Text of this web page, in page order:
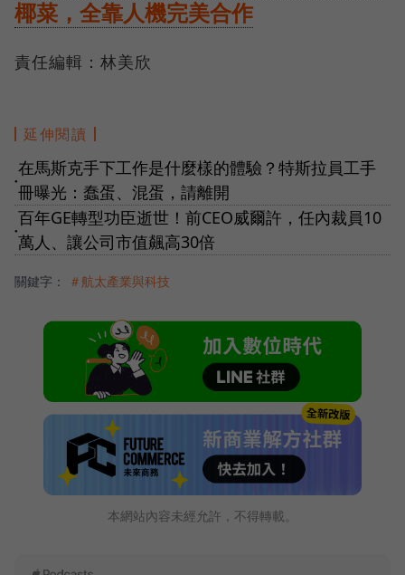
椰菜，全靠人機完美合作
責任編輯：林美欣
延伸閱讀
●
在馬斯克手下工作是什麼樣的體驗？特斯拉員工手
冊曝光：蠢蛋、混蛋，請離開
●
百年GE轉型功臣逝世！前CEO威爾許，任內裁員10
萬人、讓公司市值飆高30倍
關鍵字： ＃航太產業與科技
本網站內容未經允許，不得轉載。